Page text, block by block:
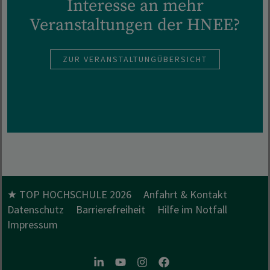
Interesse an mehr
Veranstaltungen der HNEE?
ZUR VERANSTALTUNGÜBERSICHT
★ TOP HOCHSCHULE 2026
Anfahrt & Kontakt
Datenschutz
Barrierefreiheit
Hilfe im Notfall
Impressum
LinkedInYoutubeInstagramFacebook